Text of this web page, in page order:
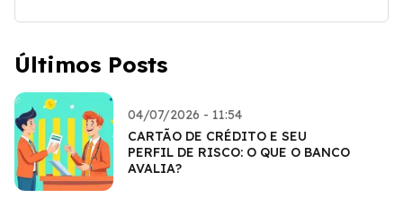
Últimos Posts
04/07/2026 - 11:54
CARTÃO DE CRÉDITO E SEU
PERFIL DE RISCO: O QUE O BANCO
AVALIA?